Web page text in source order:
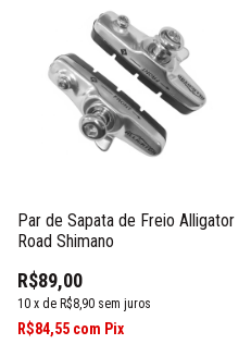
Par de Sapata de Freio Alligator
Road Shimano
R$89,00
10 x de R$8,90 sem juros
R$84,55 com Pix